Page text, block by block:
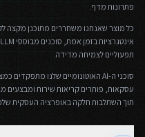
פתרונות מדף.
כל מוצר שאנחנו משחררים מתוכנן מקצה
תפעוליים לצמיחה מדידה.
עסקאות, פותרים קריאות שירות ומבצעים
תוך השתלבות חלקה באופרציה העסקית